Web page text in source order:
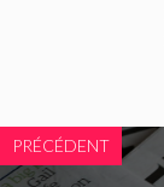
PRÉCÉDENT